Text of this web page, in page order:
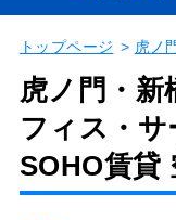
トップページ 虎ノ
虎ノ門・
フィス・
SOHO賃貸